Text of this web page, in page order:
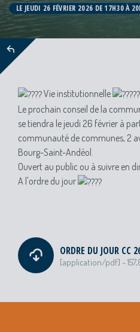
LE JEUDI 26 FÉVRIER 2026 DE 17H30 À
Vie institutionnelle
Le prochain conseil de la
se tiendra le jeudi 26 février à
communauté de communes, 2
Bourg-Saint-Andéol.
Ouvert au public ou à suivre en
A l'ordre du jour
ORDRE DU JOUR CC
[application/pdf] -